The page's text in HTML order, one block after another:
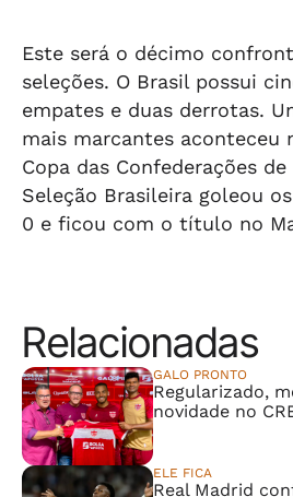
Este será o décimo
seleções. O Brasil possui
empates e duas derrotas.
mais marcantes aconteceu
Copa das Confederações
Seleção Brasileira goleou
0 e ficou com o título no
Relacionadas
GALO PRONTO
Regularizado,
novidade no
ELE FICA
Real Madrid